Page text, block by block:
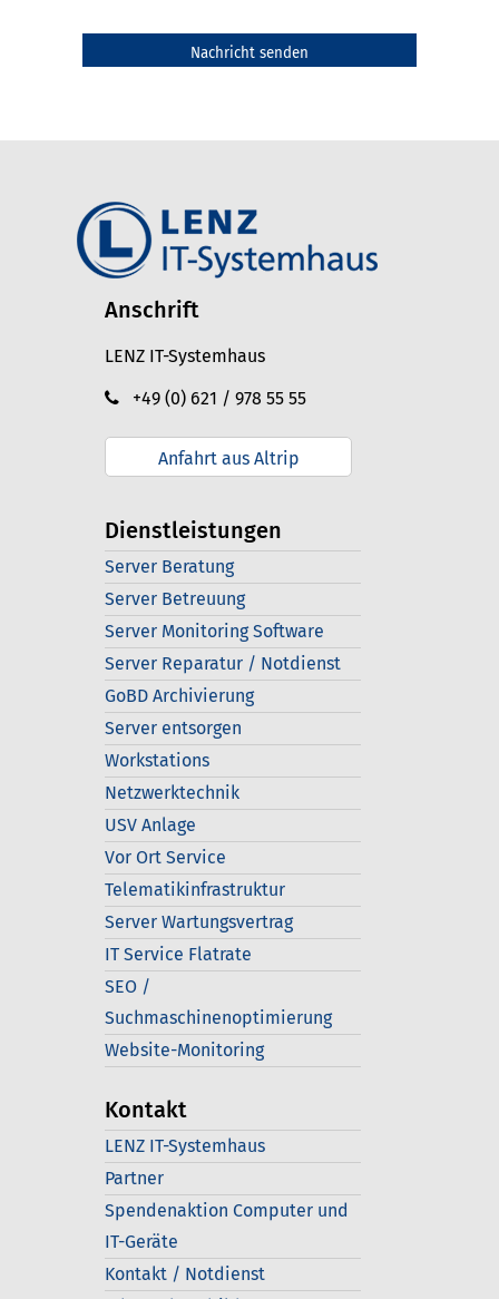
Anschrift
LENZ IT-Systemhaus
+49 (0) 621 / 978 55 55
Anfahrt aus Altrip
Dienstleistungen
Server Beratung
Server Betreuung
Server Monitoring Software
Server Reparatur / Notdienst
GoBD Archivierung
Server entsorgen
Workstations
Netzwerktechnik
USV Anlage
Vor Ort Service
Telematikinfrastruktur
Server Wartungsvertrag
IT Service Flatrate
SEO /
Suchmaschinenoptimierung
Website-Monitoring
Kontakt
LENZ IT-Systemhaus
Partner
Spendenaktion Computer und
IT-Geräte
Kontakt / Notdienst